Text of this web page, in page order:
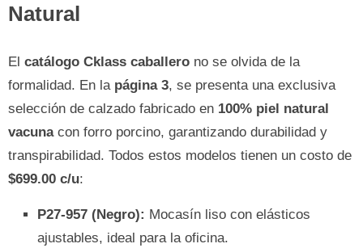
Natural
El catálogo Cklass caballero no se olvida de la
formalidad. En la página 3, se presenta una exclusiva
selección de calzado fabricado en 100% piel natural
vacunacon forro porcino, garantizando durabilidad y
transpirabilidad. Todos estos modelos tienen un costo de
$699.00 c/u:
P27-957 (Negro): Mocasín liso con elásticos
ajustables, ideal para la oficina.